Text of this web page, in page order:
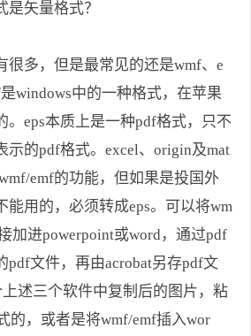
矢量格式？
很多，但是最常见的还是wmf、e
windows中的一种格式，在苹果
。eps本质上是一种pdf格式，只不
示的pdf格式。excel、origin及mat
emf的功能，但如果是投国外
能用的，必须转成eps。可以将wm
加进powerpoint或word，通过pdf
pdf文件，再由acrobat另存pdf文
述三个软件中复制后的图片，粘
的，或者是将wmf/emf插入wor